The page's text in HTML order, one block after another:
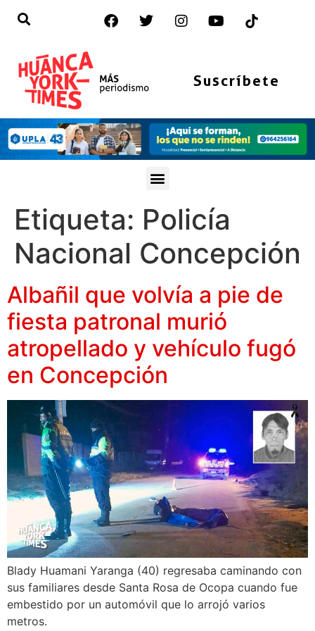
Suscríbete
Etiqueta: Policía
Nacional Concepción
Albañil que volvía a pie de
fiesta patronal murió
atropellado y vehículo fugó
en Concepción
Blady Huamani Yaranga (40) regresaba caminando con
sus familiares desde Santa Rosa de Ocopa cuando fue
embestido por un automóvil que lo arrojó varios
metros.